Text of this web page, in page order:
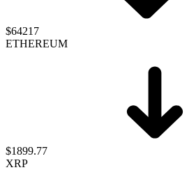
$64217
ETHEREUM
$1899.77
XRP